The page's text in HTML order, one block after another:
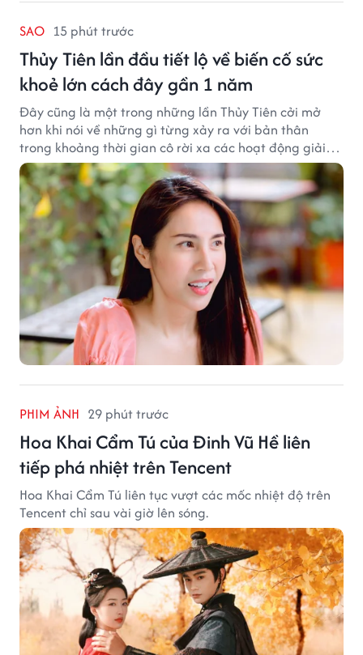
SAO 15 phút trước
Thủy Tiên lần đầu tiết lộ về biến cố sức
khoẻ lớn cách đây gần 1 năm
Đây cũng là một trong những lần Thủy Tiên cởi mở
hơn khi nói về những gì từng xảy ra với bản thân
trong khoảng thời gian cô rời xa các hoạt động giải
trí.
PHIM ẢNH 29 phút trước
Hoa Khai Cẩm Tú của Đinh Vũ Hề liên
tiếp phá nhiệt trên Tencent
Hoa Khai Cẩm Tú liên tục vượt các mốc nhiệt độ trên
Tencent chỉ sau vài giờ lên sóng.